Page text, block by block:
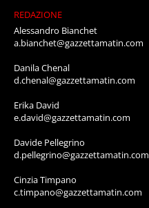
REDAZIONE
Alessandro Bianchet
a.bianchet@gazzettamatin.com
Danila Chenal
d.chenal@gazzettamatin.com
Erika David
e.david@gazzettamatin.com
Davide Pellegrino
d.pellegrino@gazzettamatin.com
Cinzia Timpano
c.timpano@gazzettamatin.com